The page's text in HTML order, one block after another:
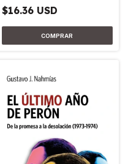
$16.36 USD